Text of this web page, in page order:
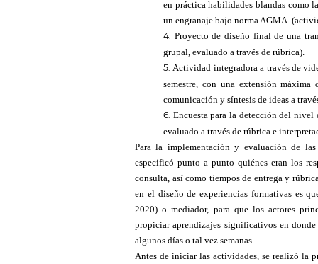
en práctica habilidades blandas como
un engranaje bajo norma AGMA.
Proyecto de diseño final de una
grupal, evaluado a través de rúbrica).
Actividad integradora a través de
semestre, con una extensión
comunicación y síntesis de ideas a
Encuesta para la detección del
evaluado a través de rúbrica e
Para la implementación y evaluación de
especificó punto a punto quiénes eran los
consulta, así como tiempos de entrega y
en el diseño de experiencias formativas es
2020) o mediador, para que los actores
propiciar aprendizajes significativos en
algunos días o tal vez semanas.
Antes de iniciar las actividades, se realizó la